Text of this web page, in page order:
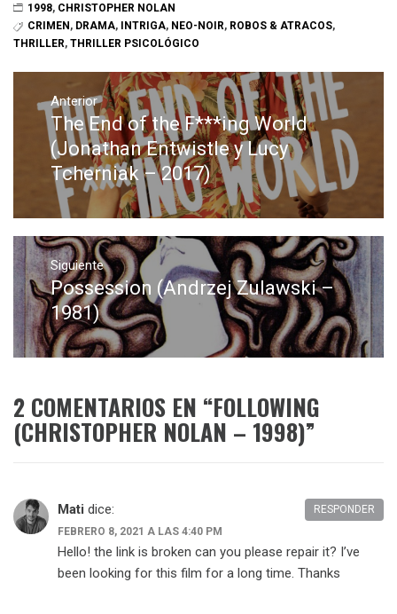
1998, CHRISTOPHER NOLAN
CRIMEN , DRAMA, INTRIGA, NEO-NOIR, ROBOS & ATRACOS,
THRILLER, THRILLER PSICOLÓGICO
Navegación
entradas
Anterior
Entrada
anterior:
The End of the F***ing World
(Jonathan Entwistle y Lucy
Tcherniak – 2017)
Siguiente
Entrada
siguiente:
Possession (Andrzej Zulawski –
1981)
2 COMENTARIOS EN “FOLLOWING
(CHRISTOPHER NOLAN – 1998)”
Mati dice:
FEBRERO 8, 2021 A LAS 4:40 PM
Hello! the link is broken can you please repair it? I’ve
been looking for this film for a long time. Thanks
RESPONDER